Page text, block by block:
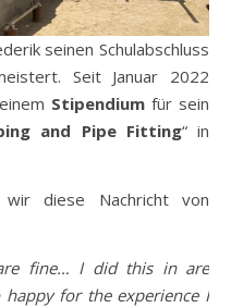
seinen Schulabschluss
Seit Januar 2022
Stipendiumfür sein
and Pipe Fitting“ in
diese Nachricht von
fine… I did this in are
for the experience I